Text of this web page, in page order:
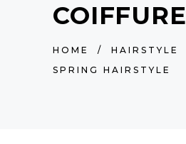
COIFFURE
HOME / HAIRSTYLE
SPRING HAIRSTYLE